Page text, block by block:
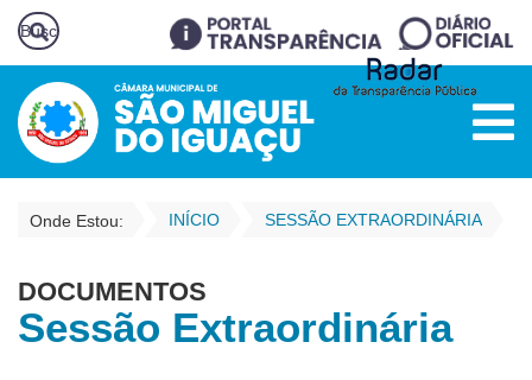
Onde Estou: INÍCIO SESSÃO EXTRAORDINÁRIA
DOCUMENTOS
Sessão Extraordinária